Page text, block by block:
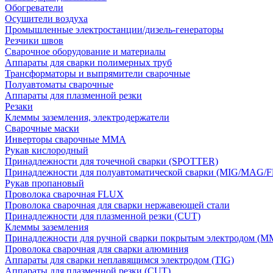
Обогреватели
Осушители воздуха
Промышленные электростанции/дизель-генераторы
Резчики швов
Сварочное оборудование и материалы
Аппараты для сварки полимерных труб
Трансформаторы и выпрямители сварочные
Полуавтоматы сварочные
Аппараты для плазменной резки
Резаки
Клеммы заземления, электродержатели
Сварочные маски
Инверторы сварочные ММА
Рукав кислородный
Принадлежности для точечной сварки (SPOTTER)
Принадлежности для полуавтоматической сварки (MIG/MAG/
Рукав пропановый
Проволока сварочная FLUX
Проволока сварочная для сварки нержавеющей стали
Принадлежности для плазменной резки (CUT)
Клеммы заземления
Принадлежности для ручной сварки покрытым электродом
Проволока сварочная для сварки алюминия
Аппараты для сварки неплавящимся электродом (TIG)
Аппараты для плазменной резки (CUT)